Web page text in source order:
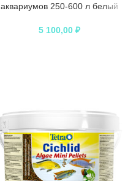
аквариумов 250-600 л белый
5 100,00 ₽